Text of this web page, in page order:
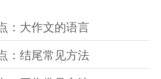
：大作文的语言
：结尾常见方法